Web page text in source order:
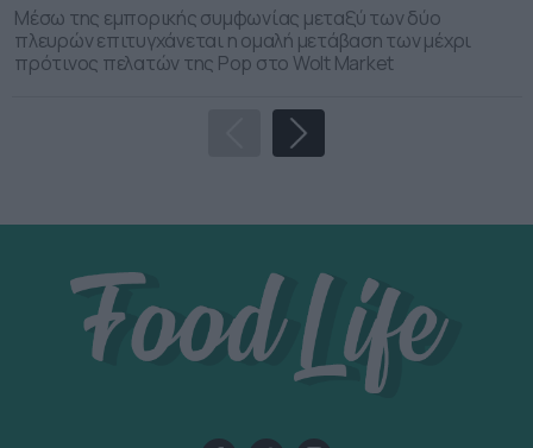
Μέσω της εμπορικής συμφωνίας μεταξύ των δύο
πλευρών επιτυγχάνεται η ομαλή μετάβαση των μέχρι
πρότινος πελατών της Pop στο Wolt Market